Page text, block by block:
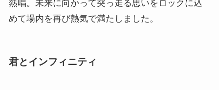
熱唱。未来に向かって突っ走る思いをロックに込
めて場内を再び熱気で満たしました。
君とインフィニティ